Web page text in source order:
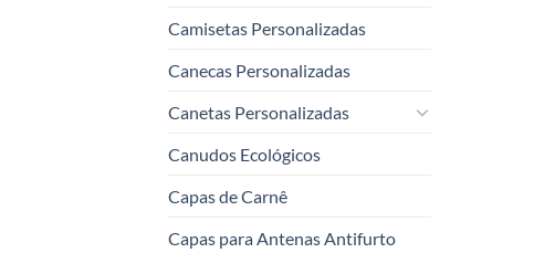
Camisetas Personalizadas
Canecas Personalizadas
Canetas Personalizadas
Canudos Ecológicos
Capas de Carnê
Capas para Antenas Antifurto